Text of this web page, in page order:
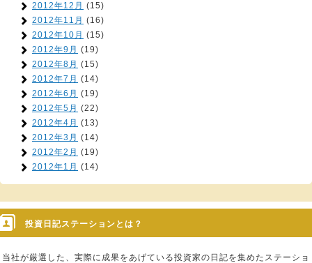
2012年12月 (15)
2012年11月 (16)
2012年10月 (15)
2012年9月 (19)
2012年8月 (15)
2012年7月 (14)
2012年6月 (19)
2012年5月 (22)
2012年4月 (13)
2012年3月 (14)
2012年2月 (19)
2012年1月 (14)
投資日記ステーションとは？
当社が厳選した、実際に成果をあげている投資家の日記を集めたステーショ